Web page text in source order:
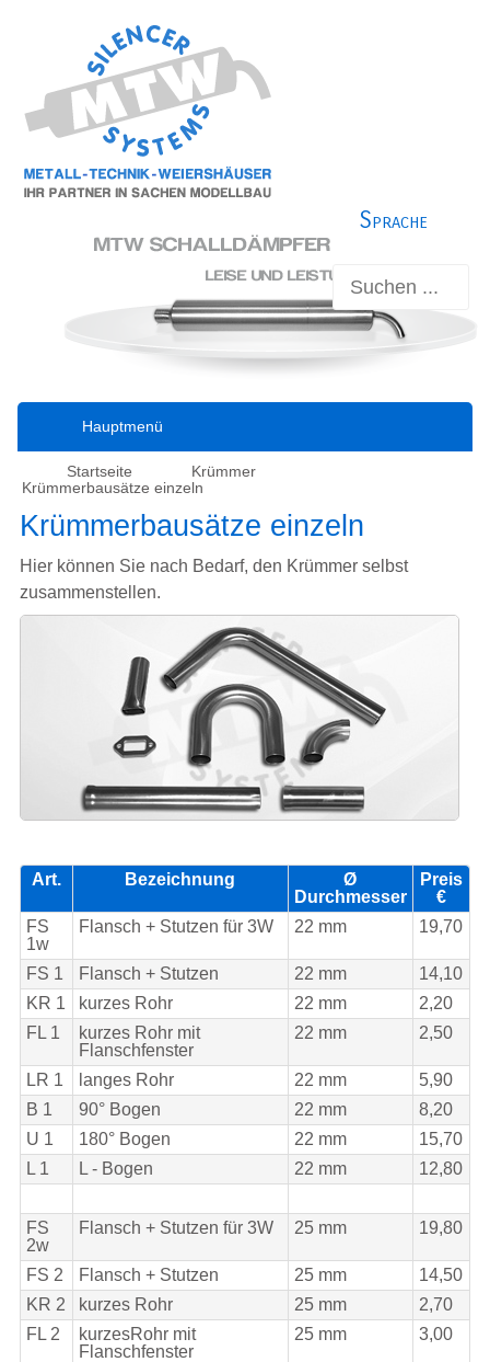
Sprache
Hauptmenü
Startseite
Krümmer
Krümmerbausätze einzeln
Krümmerbausätze einzeln
Hier können Sie nach Bedarf, den Krümmer selbst
zusammenstellen.
Art. Bezeichnung
Ø
Durchmesser
Preis
€
FS
1w
Flansch + Stutzen für 3W 22 mm 19,70
FS 1 Flansch + Stutzen 22 mm
14,10
KR 1
kurzes Rohr 22 mm
2,20
FL 1
kurzes Rohr mit
Flanschfenster
22 mm 2,50
LR 1 langes Rohr 22 mm
5,90
B 1
90° Bogen 22 mm
8,20
U 1
180° Bogen 22 mm
15,70
L 1
L - Bogen 22 mm 12,80
FS
2w
Flansch + Stutzen für 3W 25 mm 19,80
FS 2 Flansch + Stutzen 25 mm
14,50
KR 2
kurzes Rohr 25 mm
2,70
FL 2
kurzesRohr mit
Flanschfenster
25 mm 3,00